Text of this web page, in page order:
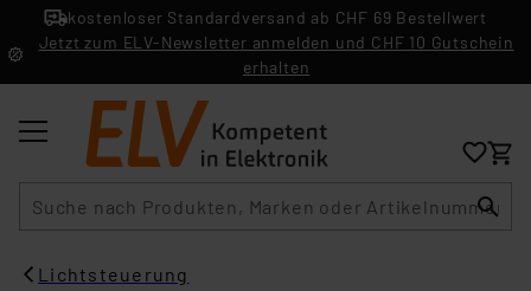
kostenloser Standardversand ab CHF 69 Bestellwert
Jetzt zum ELV-Newsletter anmelden und CHF 10 Gutschein
erhalten
Lichtsteuerung